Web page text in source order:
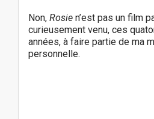
Non, Rosie n’est pas un film
curieusement venu, ces
années, à faire partie de ma
personnelle.